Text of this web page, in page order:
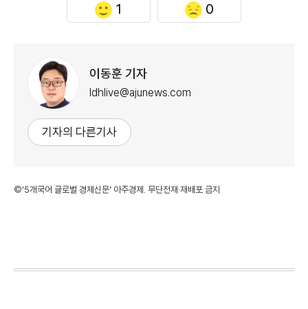
1 0
이동훈 기자
ldhlive@ajunews.com
기자의 다른기사
©'5개국어 글로벌 경제신문' 아주경제. 무단전재·재배포 금지